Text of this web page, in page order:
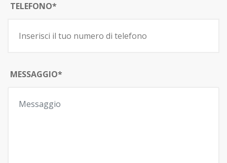
TELEFONO*
MESSAGGIO*